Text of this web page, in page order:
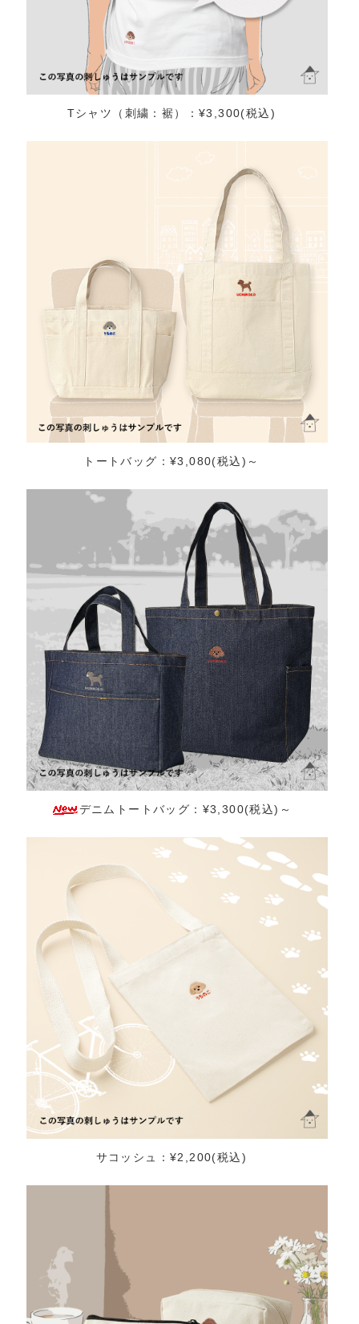
Tシャツ（刺繍：裾）：¥3,300(税込)
トートバッグ：¥3,080(税込)～
デニムトートバッグ：¥3,300(税込)～
サコッシュ：¥2,200(税込)